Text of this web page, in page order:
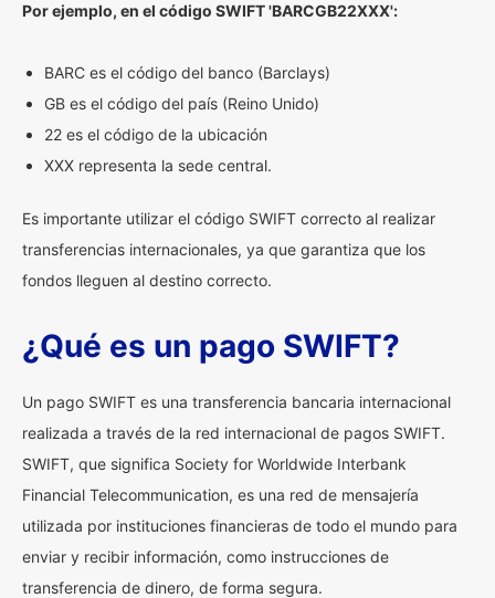
Por ejemplo, en el código SWIFT 'BARCGB22XXX':
BARC es el código del banco (Barclays)
GB es el código del país (Reino Unido)
22 es el código de la ubicación
XXX representa la sede central.
Es importante utilizar el código SWIFT correcto al realizar
transferencias internacionales, ya que garantiza que los
fondos lleguen al destino correcto.
¿Qué es un pago SWIFT?
Un pago SWIFT es una transferencia bancaria internacional
realizada a través de la red internacional de pagos SWIFT.
SWIFT, que significa Society for Worldwide Interbank
Financial Telecommunication, es una red de mensajería
utilizada por instituciones financieras de todo el mundo para
enviar y recibir información, como instrucciones de
transferencia de dinero, de forma segura.